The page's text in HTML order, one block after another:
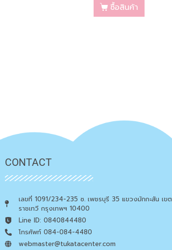
ซื้อสินค้า
CONTACT
เลขที่ 1091/234-235 ซ. เพชรบุรี 35 แขวงมักกะสัน เขต
ราชเทวี กรุงเทพฯ 10400
Line ID: 0840844480
โทรศัพท์ 084-084-4480
webmaster@tukatacenter.com